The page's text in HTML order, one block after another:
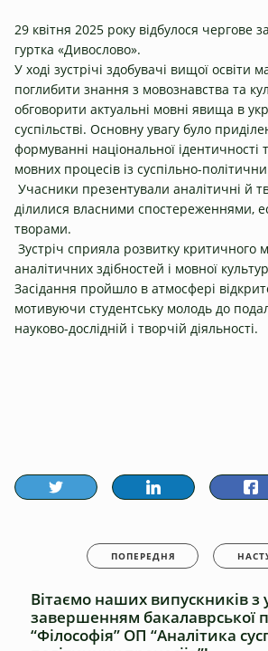
29 квітня 2025 року відбулося чергове
гуртка «Дивослово».
У ході зустрічі здобувачі вищої освіти
поглибити знання з мовознавства та
обговорити актуальні мовні явища в
суспільстві. Основну увагу було
формуванні національної ідентичності
мовних процесів із суспільно-
Учасники презентували аналітичні й
ділилися власними спостереженнями,
творами.
Зустріч сприяла розвитку критичного
аналітичних здібностей і мовної
Засідання пройшло в атмосфері
мотивуючи студентську молодь до
науково-дослідній і творчій діяльності.
ПОПЕРЕДНЯ
Вітаємо наших випускників з
завершенням бакалаврської
“Філософія” ОП “Аналітика